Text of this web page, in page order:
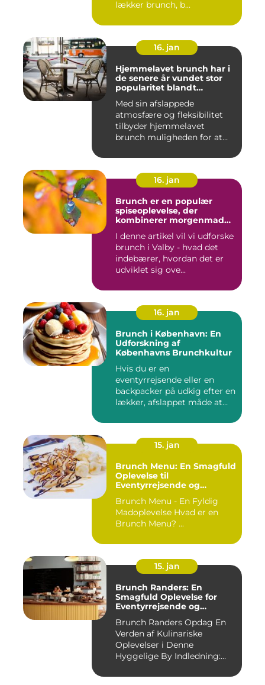
lækker brunch, b...
16. jan
Hjemmelavet brunch har i
de senere år vundet stor
popularitet blandt
backpackere, der ønsker at
nyde en behagelig og
velsmagende morgenmad
uden at skulle forlade
deres indkvartering
Med sin afslappede
atmosfære og fleksibilitet
tilbyder hjemmelavet
brunch muligheden for at
16. jan
Brunch er en populær
spiseoplevelse, der
kombinerer morgenmad
trendy og vigtig del af
madkulturen i Valby
I denne artikel vil vi udforske
brunch i Valby - hvad det
indebærer, hvordan det er
udviklet sig ove...
16. jan
Brunch i København: En
Udforskning af
Københavns Brunchkultur
Hvis du er en
eventyrrejsende eller en
backpacker på udkig efter en
lækker, afslappet måde at
15. jan
Brunch Menu: En Smagfuld
Oplevelse til
Eventyrrejsende og
Brunch Menu - En Fyldig
Madoplevelse Hvad er en
Brunch Menu? ...
15. jan
Brunch Randers: En
Smagfuld Oplevelse for
Eventyrrejsende og
Brunch Randers Opdag En
Verden af Kulinariske
Oplevelser i Denne
Hyggelige By Indledning: